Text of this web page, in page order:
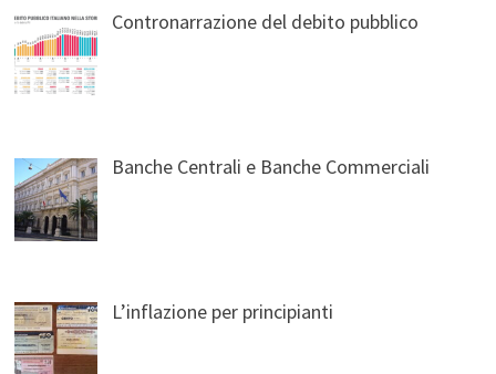
Contronarrazione del debito pubblico
Banche Centrali e Banche Commerciali
L’inflazione per principianti